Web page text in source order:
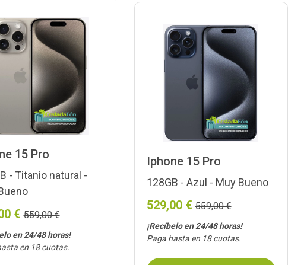
15 Pro
- Titanio natural -
€ 559,00 €
en 24/48 horas!
en 18 cuotas.
Iphone 15 Pro
128GB - Azul - Muy Bueno
529,00 € 559,00 €
¡Recíbelo en 24/48 horas!
Paga hasta en 18 cuotas.